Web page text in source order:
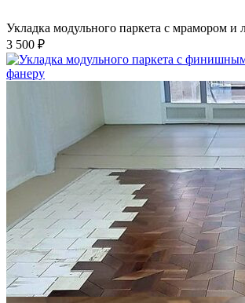
Укладка модульного паркета с мрамором и
3 500 ₽
Укладка модульного паркета с финишным
фанеру
3 600 ₽